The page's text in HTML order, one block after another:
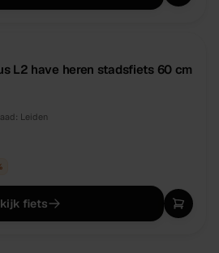
L2 have heren stadsfiets 60 cm
Leiden
fiets